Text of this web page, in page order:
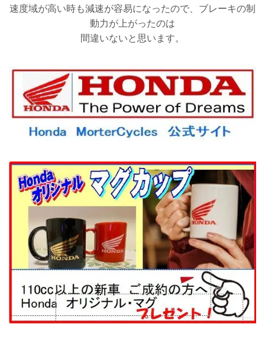
速度域が高い時も減速が容易になったので、ブレーキの制
動力が上がったのは
間違いないと思います。